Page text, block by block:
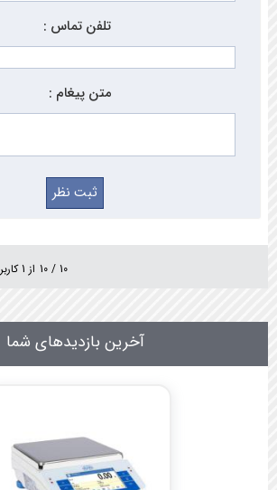
تلفن تماس :
متن پیغام :
10 / 10 از 1کاربر
آخرین بازدیدهای شما